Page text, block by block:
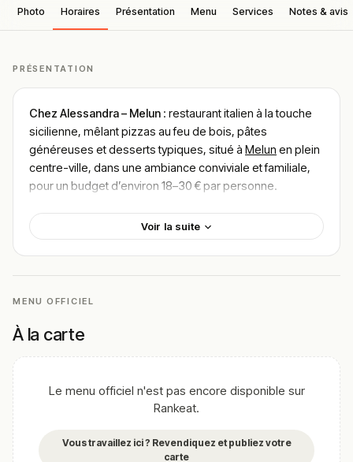
Photo Horaires Présentation Menu Services Notes & avis
PRÉSENTATION
Chez Alessandra – Melun : restaurant italien à la touche
sicilienne, mêlant pizzas au feu de bois, pâtes
généreuses et desserts typiques, situé à Melun en plein
centre-ville, dans une ambiance conviviale et familiale,
pour un budget d’environ 18–30 € par personne.
Localisation
Le restaurant est facilement accessible à pied pour les
arrêts de bus qui desservent le quartier.
Son emplacement central en fait une adresse pratique
que pour un dîner avant ou après une balade dans les
Voir la suite
MENU OFFICIEL
À la carte
Le menu officiel n'est pas encore disponible sur
Rankeat.
Vous travaillez ici ? Revendiquez et publiez votre
carte